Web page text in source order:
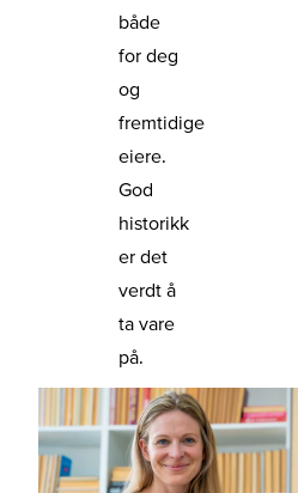
både
for deg
og
fremtidige
eiere.
God
historikk
er det
verdt å
ta vare
på.